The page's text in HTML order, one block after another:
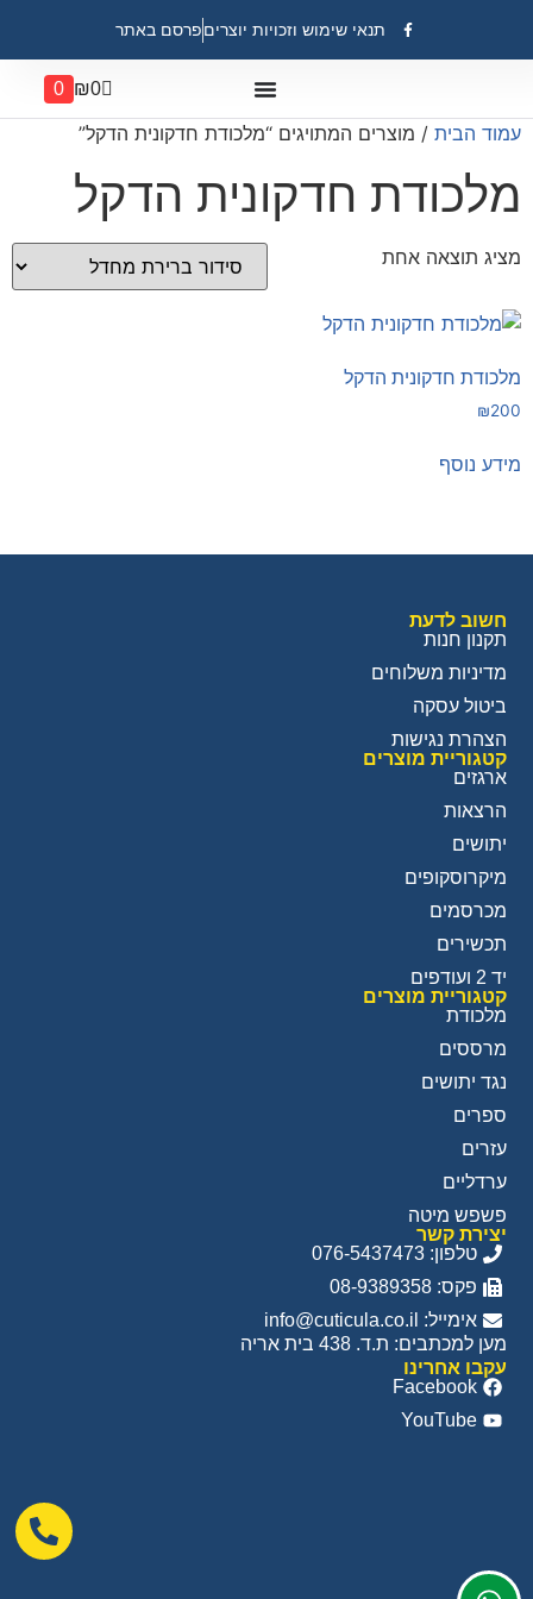
תנאי שימוש וזכויות יוצריםפרסם באתר
₪0
0
עמוד הבית / מוצרים המתויגים “מלכודת חדקונית הדקל”
מלכודת חדקונית הדקל
מציג תוצאה אחת
מלכודת חדקונית הדקל
₪200
מידע נוסף
חשוב לדעת
תקנון חנות
מדיניות משלוחים
ביטול עסקה
הצהרת נגישות
קטגוריית מוצרים
ארגזים
הרצאות
יתושים
מיקרוסקופים
מכרסמים
תכשירים
יד 2 ועודפים
קטגוריית מוצרים
מלכודת
מרססים
נגד יתושים
ספרים
עזרים
ערדליים
פשפש מיטה
יצירת קשר
טלפון: 076-5437473
פקס: 08-9389358
אימייל: info@cuticula.co.il
מען למכתבים: ת.ד. 438 בית אריה
עקבו אחרינו
Facebook
YouTube